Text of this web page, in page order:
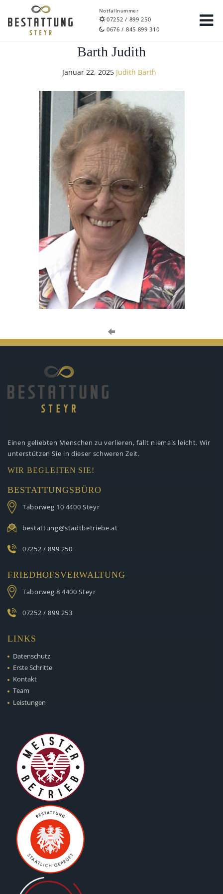
Notfallnummer
07252 / 899 250
0676 / 845 899 310
Barth Judith
Januar 22, 2025 Judith Barth
Einen geliebten Menschen zu verlieren, fällt niemals leicht. Wir
unterstützen Sie in dieser schweren Zeit.
WIR BEGLEITEN SIE!
BESTATTUNGSBÜRO
Taborweg 10 4400 Steyr
bestattung@stadtbetriebe.at
07252 / 899 250
FRIEDHOFSVERWALTUNG
Taborweg 8 4400 Steyr
07252 / 899 253
LINKS
Datenschutz
Erste Schritte
Kontakt
Team
Leistungen